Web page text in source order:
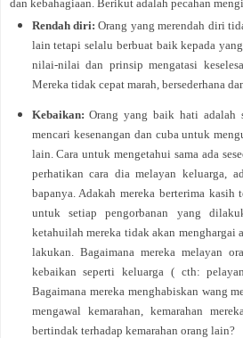
dan kebahagiaan. Berikut adalah pecahan
Rendah diri: Orang yang merendah diri
lain tetapi selalu berbuat baik kepada
nilai-nilai dan prinsip mengatasi
Mereka tidak cepat marah, bersederhana
Kebaikan: Orang yang baik hati adalah
mencari kesenangan dan cuba untuk
lain. Cara untuk mengetahui sama ada
perhatikan cara dia melayan keluarga,
bapanya. Adakah mereka berterima kasih
untuk setiap pengorbanan yang
ketahuilah mereka tidak akan menghargai
lakukan. Bagaimana mereka melayan
kebaikan seperti keluarga ( cth:
Bagaimana mereka menghabiskan wang
mengawal kemarahan, kemarahan
bertindak terhadap kemarahan orang lain?